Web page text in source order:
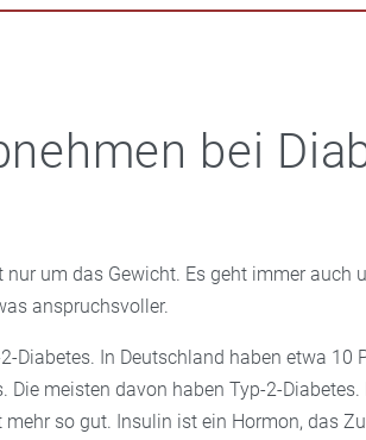
bei
nur um das Gewicht. Es geht immer auch
anspruchsvoller.
Diabetes. In Deutschland haben etwa 10
Die meisten davon haben Typ-2-
so gut. Insulin ist ein Hormon, das